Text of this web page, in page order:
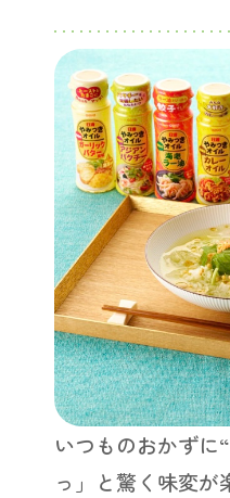
いつものおかずに
っ」と驚く味変